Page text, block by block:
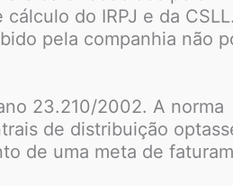
do IRPJ e da
pela companhia não
23.210/2002. A norma
de distribuição
de uma meta de